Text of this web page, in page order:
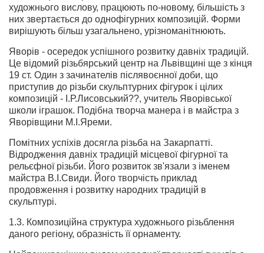
художнього вислову, працюють по-новому, більшість з
них звертається до однофігурних композицій. Форми
вирішують більш узагальнено, урізноманітнюють.
Яворів - осередок успішного розвитку давніх традицій.
Це відомий різьбярський центр на Львівщині ще з кінця
19 ст. Один з зачинателів післявоєнної доби, що
приступив до різьби скульптурних фігурок і цілих
композицій - І.Р.Лисовський??, учитель Яворівської
школи іграшок. Подібна творча манера і в майстра з
Яворівщини М.І.Яреми.
Помітних успіхів досягла різьба на Закарпатті.
Відродження давніх традицій місцевої фігурної та
рельєфної різьби. Його розвиток зв'язали з іменем
майстра В.І.Свиди. Його творчість приклад
продовження і розвитку народних традицій в
скульптурі.
1.3. Композиційна структура художнього різьблення
даного регіону, образність її орнаменту.